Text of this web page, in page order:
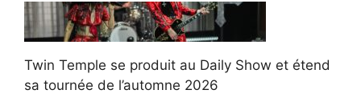
Twin Temple se produit au Daily Show et étend
sa tournée de l’automne 2026